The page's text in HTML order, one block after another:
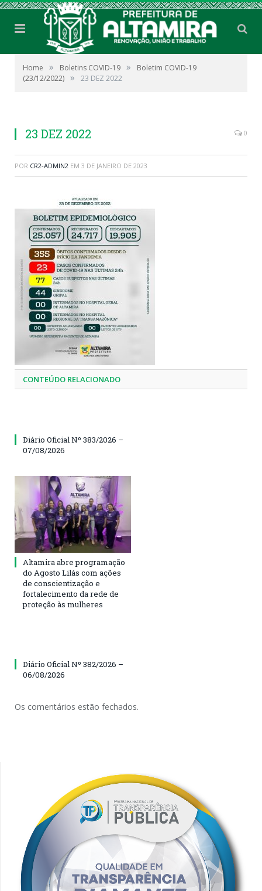
Home » Boletins COVID-19 »
Boletim COVID-19
(23/12/2022) » 23 DEZ 2022
23 DEZ 2022 0
POR CR2-ADMIN2 EM 3 DE JANEIRO DE 2023
CONTEÚDO RELACIONADO
Diário Oficial Nº 383/2026 –
07/08/2026
Altamira abre programação
do Agosto Lilás com ações
de conscientização e
fortalecimento da rede de
proteção às mulheres
Diário Oficial Nº 382/2026 –
06/08/2026
Os comentários estão fechados.